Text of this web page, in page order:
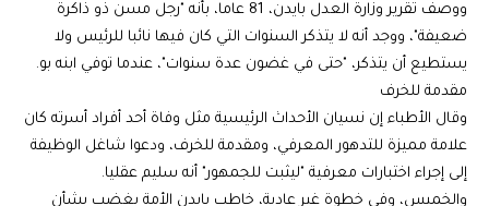
ووصف تقرير وزارة العدل بايدن، 81 عاما، بأنه "رجل مسن ذو ذاكرة
ضعيفة"، ووجد أنه لا يتذكر السنوات التي كان فيها نائبا للرئيس ولا
يستطيع أن يتذكر، "حتى في غضون عدة سنوات"، عندما توفي ابنه بو.
مقدمة للخرف
وقال الأطباء إن نسيان الأحداث الرئيسية مثل وفاة أحد أفراد أسرته كان
علامة مميزة للتدهور المعرفي، ومقدمة للخرف، ودعوا شاغل الوظيفة
إلى إجراء اختبارات معرفية "ليثبت للجمهور" أنه سليم عقليا.
والخميس، وفي خطوة غير عادية، خاطب بايدن الأمة بغضب بشأن